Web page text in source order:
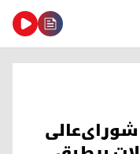
شورای‌عالی